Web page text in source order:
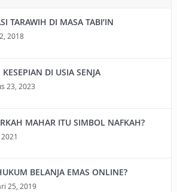
TARAWIH DI MASA TABI’IN
2018
KESEPIAN DI USIA SENJA
23, 2023
MAHAR ITU SIMBOL NAFKAH?
2021
BELANJA EMAS ONLINE?
25, 2019